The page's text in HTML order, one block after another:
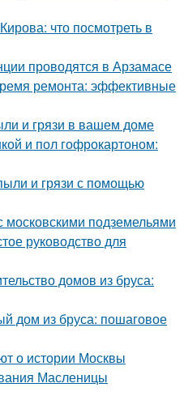
что посмотреть в
проводятся в Арзамасе
ремонта: эффективные
и грязи в вашем доме
и пол гофрокартоном:
и грязи с помощью
московскими подземельями
руководство для
домов из бруса:
дом из бруса: пошаговое
о истории Москвы
Масленицы